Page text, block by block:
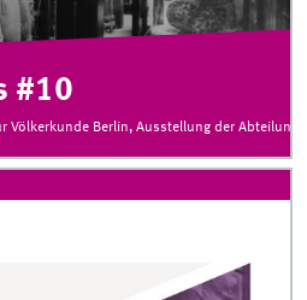
#10
Völkerkunde Berlin, Ausstellung der Abteilung